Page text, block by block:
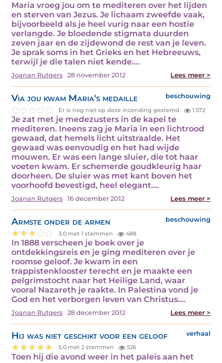
Maria vroeg jou om te mediteren over het lijden
en sterven van Jezus. Je lichaam zweefde vaak,
bijvoorbeeld als je heel vurig naar een hostie
verlangde. Je bloedende stigmata duurden
zeven jaar en de zijdewond de rest van je leven.
Je sprak soms in het Grieks en het Hebreeuws,
terwijl je die talen niet kende.…
Joanan Rutgers 28 november 2012 Lees meer >
Via jou kwam Maria's medaille beschouwing
Er is nog niet op deze inzending gestemd. 1.572
Je zat met je medezusters in de kapel te
mediteren. Ineens zag je Maria in een lichtrood
gewaad, dat hemels licht uitstraalde. Het
gewaad was eenvoudig en het had wijde
mouwen. Er was een lange sluier, die tot haar
voeten kwam. Er schemerde goudkleurig haar
doorheen. De sluier was met kant boven het
voorhoofd bevestigd, heel elegant.…
Joanan Rutgers 16 december 2012 Lees meer >
Armste onder de armen beschouwing
3.0 met 1 stemmen 488
In 1888 verscheen je boek over je
ontdekkingsreis en je ging mediteren over je
roomse geloof. Je kwam in een
trappistenklooster terecht en je maakte een
pelgrimstocht naar het Heilige Land, waar
vooral Nazareth je raakte. In Palestina vond je
God en het verborgen leven van Christus.…
Joanan Rutgers 28 december 2012 Lees meer >
Hij was niet geschikt voor een geloof verhaal
5.0 met 2 stemmen 526
Toen hij die avond weer in het paleis aan het